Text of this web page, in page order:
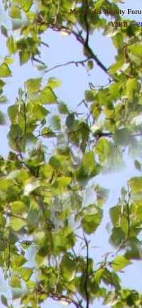
Metropolis Reality
YaBB©